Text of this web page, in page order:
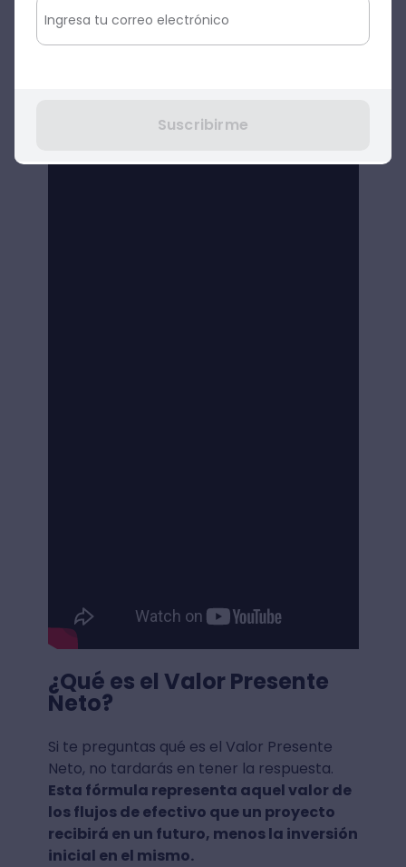
¿Qué es el Valor Presente
Neto?
Si te preguntas qué es el Valor Presente
Neto, no tardarás en tener la respuesta.
Esta fórmula representa aquel valor de
los flujos de efectivo que un proyecto
recibirá en un futuro, menos la inversión
inicial en el mismo.
Suscribirme